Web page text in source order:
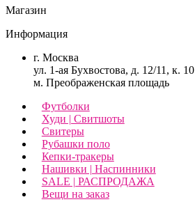
Магазин
Информация
г. Москва
ул. 1-ая Бухвостова, д. 12/11, к. 10
м. Преображенская площадь
Футболки
Худи | Свитшоты
Свитеры
Рубашки поло
Кепки-тракеры
Нашивки | Наспинники
SALE | РАСПРОДАЖА
Вещи на заказ